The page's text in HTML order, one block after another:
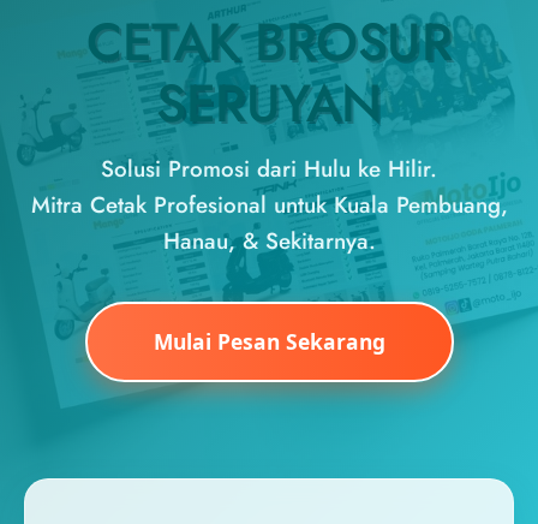
CETAK BROSUR
SERUYAN
Solusi Promosi dari Hulu ke Hilir.
Mitra Cetak Profesional untuk Kuala Pembuang,
Hanau, & Sekitarnya.
Mulai Pesan Sekarang